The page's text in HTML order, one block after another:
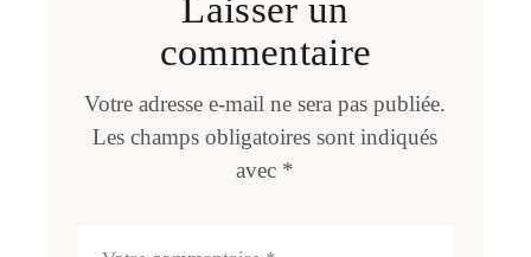
Laisser un
commentaire
Votre adresse e-mail ne sera pas publiée.
Les champs obligatoires sont indiqués
avec *